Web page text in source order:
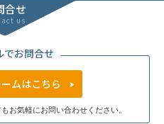
合せ
us
でお問合せ
ムはこちら
お気軽にお問い合わせください。